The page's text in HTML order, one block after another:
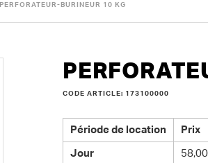
PERFORATEUR-BURINEUR 10 KG
CODE ARTICLE: 173100000
Période de location Prix
Jour